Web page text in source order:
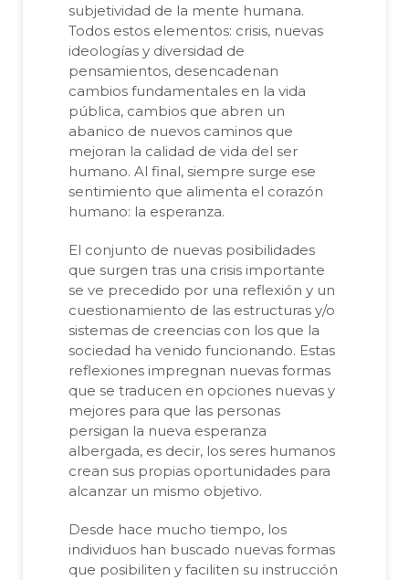
subjetividad de la mente humana.
Todos estos elementos: crisis, nuevas
ideologías y diversidad de
pensamientos, desencadenan
cambios fundamentales en la vida
pública, cambios que abren un
abanico de nuevos caminos que
mejoran la calidad de vida del ser
humano. Al final, siempre surge ese
sentimiento que alimenta el corazón
humano: la esperanza.
El conjunto de nuevas posibilidades
que surgen tras una crisis importante
se ve precedido por una reflexión y un
cuestionamiento de las estructuras y/o
sistemas de creencias con los que la
sociedad ha venido funcionando. Estas
reflexiones impregnan nuevas formas
que se traducen en opciones nuevas y
mejores para que las personas
persigan la nueva esperanza
albergada, es decir, los seres humanos
crean sus propias oportunidades para
alcanzar un mismo objetivo.
Desde hace mucho tiempo, los
individuos han buscado nuevas formas
que posibiliten y faciliten su instrucción